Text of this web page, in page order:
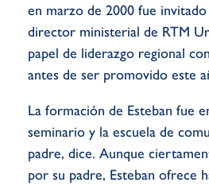
en marzo de 2000 fue
director ministerial de RTM
papel de liderazgo regional
antes de ser promovido este
La formación de Esteban fue
seminario y la escuela de
padre, dice. Aunque
por su padre, Esteban ofrece